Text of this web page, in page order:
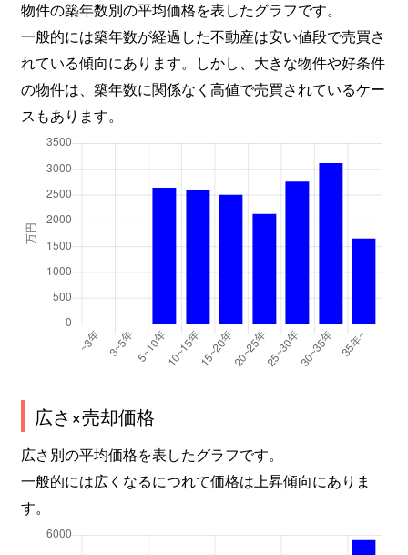
物件の築年数別の平均価格を表したグラフです。
一般的には築年数が経過した不動産は安い値段で売買さ
れている傾向にあります。しかし、大きな物件や好条件
の物件は、築年数に関係なく高値で売買されているケー
スもあります。
広さ×売却価格
広さ別の平均価格を表したグラフです。
一般的には広くなるにつれて価格は上昇傾向にありま
す。